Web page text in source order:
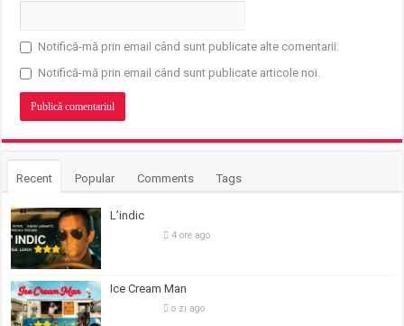
Notifică-mă prin email când sunt publicate alte comentarii.
Notifică-mă prin email când sunt publicate articole noi.
Recent Popular Comments Tags
L’indic
4 ore ago
Ice Cream Man
o zi ago